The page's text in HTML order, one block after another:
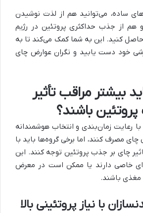
ساده، می‌توانید هم از لذت نوشیدن
هم از جذب حداکثری پروتئین در رژیم
کنید. این به شما کمک می‌کند تا به
خود دست یابید و نگران عوارض چای
بیشتر مراقب تأثیر
باشند؟
با رعایت زمان‌بندی و انتخاب هوشمندانه
چای مصرف کنند، اما برخی گروه‌ها باید با
چای بر جذب پروتئین توجه کنند. این
خاصی دارند یا ممکن است در معرض
مغذی باشند.
با نیاز پروتئینی بالا